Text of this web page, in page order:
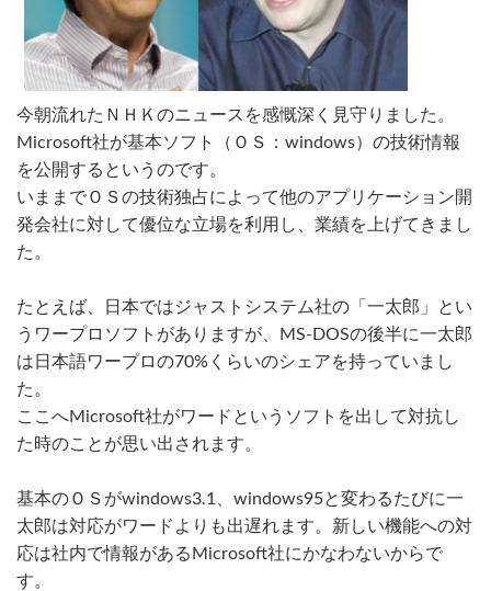
今朝流れたＮＨＫのニュースを感慨深く見守りました。
Microsoft社が基本ソフト（ＯＳ：windows）の技術情報
を公開するというのです。
いままでＯＳの技術独占によって他のアプリケーション開
発会社に対して優位な立場を利用し、業績を上げてきまし
た。
たとえば、日本ではジャストシステム社の「一太郎」とい
うワープロソフトがありますが、MS-DOSの後半に一太郎
は日本語ワープロの70%くらいのシェアを持っていまし
た。
ここへMicrosoft社がワードというソフトを出して対抗し
た時のことが思い出されます。
基本のＯＳがwindows3.1、windows95と変わるたびに一
太郎は対応がワードよりも出遅れます。新しい機能への対
応は社内で情報があるMicrosoft社にかなわないからで
す。